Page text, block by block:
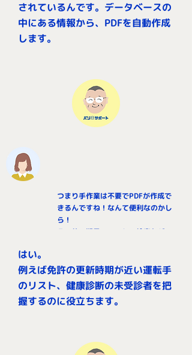
されているんです。データベースの
中にある情報から、PDFを自動作成
します。
つまり手作業は不要でPDFが作成で
きるんですね！なんて便利なのかし
ら！
その他、期日アラート、検索などの
はい。
例えば免許の更新時期が近い運転手
のリスト、健康診断の未受診者を把
握するのに役立ちます。